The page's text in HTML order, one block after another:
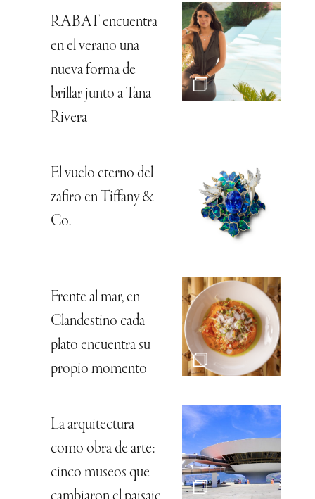
RABAT encuentra
en el verano una
nueva forma de
brillar junto a Tana
Rivera
El vuelo eterno del
zafiro en Tiffany &
Co.
Frente al mar, en
Clandestino cada
plato encuentra su
propio momento
La arquitectura
como obra de arte:
cinco museos que